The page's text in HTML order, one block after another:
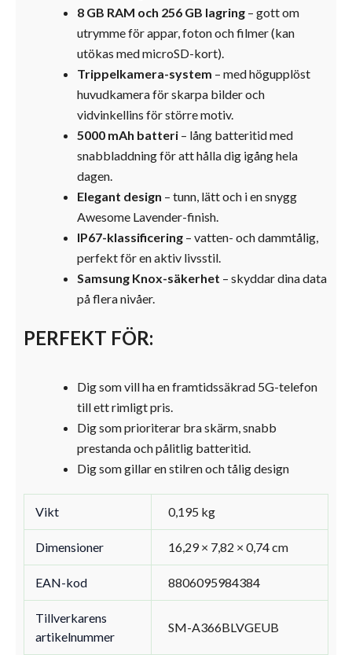
8 GB RAM och 256 GB lagring – gott om
utrymme för appar, foton och filmer (kan
utökas med microSD-kort).
Trippelkamera-system – med högupplöst
huvudkamera för skarpa bilder och
vidvinkellins för större motiv.
5000 mAh batteri – lång batteritid med
snabbladdning för att hålla dig igång hela
dagen.
Elegant design – tunn, lätt och i en snygg
Awesome Lavender-finish.
IP67-klassificering – vatten- och dammtålig,
perfekt för en aktiv livsstil.
Samsung Knox-säkerhet – skyddar dina data
på flera nivåer.
PERFEKT FÖR:
Dig som vill ha en framtidssäkrad 5G-telefon
till ett rimligt pris.
Dig som prioriterar bra skärm, snabb
prestanda och pålitlig batteritid.
Dig som gillar en stilren och tålig design
Vikt 0,195 kg
Dimensioner 16,29 × 7,82 × 0,74 cm
EAN-kod 8806095984384
Tillverkarens
artikelnummer
SM-A366BLVGEUB